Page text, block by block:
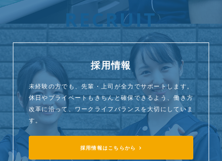
RECRUIT
採用情報
未経験の方でも、先輩・上司が全力でサポートします。
休日やプライベートもきちんと確保できるよう、働き方
改革に沿って、ワークライフバランスを大切にしていま
す。
採用情報はこちらから